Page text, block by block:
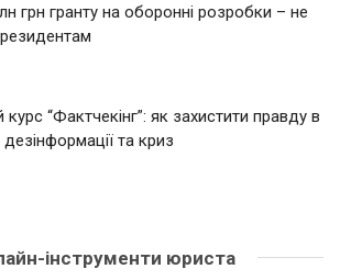
грн гранту на оборонні розробки – не
“Фактчекінг”: як захистити правду в
та криз
інструменти юриста